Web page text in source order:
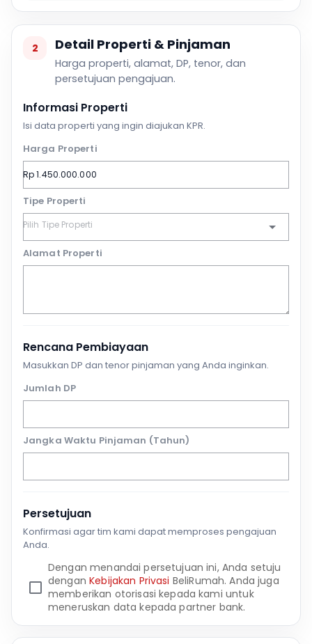
2 Detail Properti & Pinjaman
Harga properti, alamat, DP, tenor, dan
persetujuan pengajuan.
Informasi Properti
Isi data properti yang ingin diajukan KPR.
Harga Properti
Tipe Properti
Alamat Properti
Rencana Pembiayaan
Masukkan DP dan tenor pinjaman yang Anda inginkan.
Jumlah DP
Jangka Waktu Pinjaman (Tahun)
Persetujuan
Konfirmasi agar tim kami dapat memproses pengajuan
Anda.
Dengan menandai persetujuan ini, Anda setuju
denganKebijakan Privasi BeliRumah. Anda juga
memberikan otorisasi kepada kami untuk
meneruskan data kepada partner bank.